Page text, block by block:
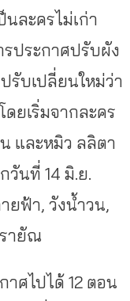
ละครไม่เก่า
ประกาศปรับผัง
รับเปลี่ยนใหม่ว่า
ยเริ่มจากละคร
และหมิว ลลิตา
วันที่ 14 มิ.ย.
ยฟ้า, วังน้ำวน,
ายัณ
ศไปได้ 12 ตอน